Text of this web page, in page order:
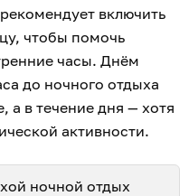
включить
чтобы помочь
часы. Днём
до ночного отдыха
а в течение дня — хотя
активности.
ночной отдых